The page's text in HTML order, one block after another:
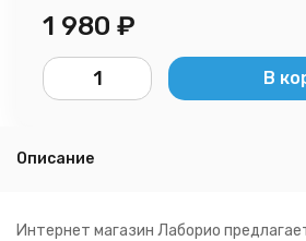
1 980 ₽
В
Описание
Интернет магазин Лаборио